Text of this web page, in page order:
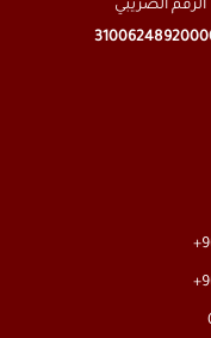
الرقم الضريبي